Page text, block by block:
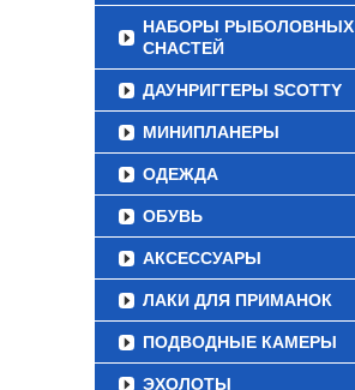
НАБОРЫ РЫБОЛОВНЫХ
СНАСТЕЙ
ДАУНРИГГЕРЫ SCOTTY
МИНИПЛАНЕРЫ
ОДЕЖДА
ОБУВЬ
АКСЕССУАРЫ
ЛАКИ ДЛЯ ПРИМАНОК
ПОДВОДНЫЕ КАМЕРЫ
ЭХОЛОТЫ